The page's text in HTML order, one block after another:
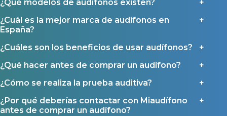
¿Qué modelos de audífonos existen?
¿Cuál es la mejor marca de audífonos en
España?
¿Cuáles son los beneficios de usar audífonos?
¿Qué hacer antes de comprar un audífono?
¿Cómo se realiza la prueba auditiva?
¿Por qué deberías contactar con Miaudífono
antes de comprar un audífono?